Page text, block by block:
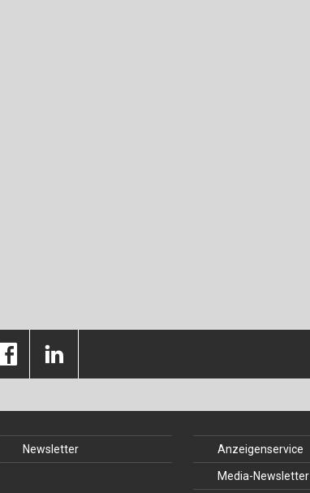
Newsletter Anzeigenservice
Media-Newsletter